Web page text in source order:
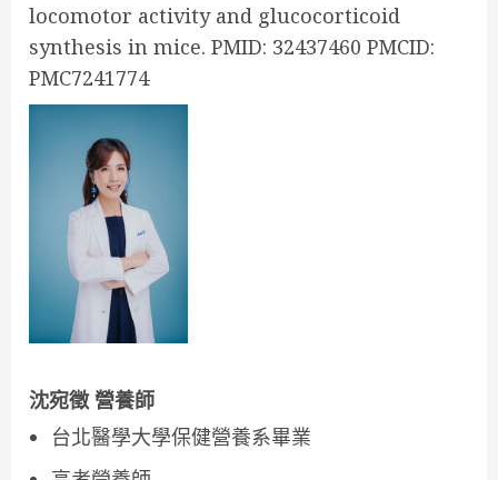
locomotor activity and glucocorticoid
synthesis in mice. PMID: 32437460 PMCID:
PMC7241774
沈宛徵 營養師
台北醫學大學保健營養系畢業